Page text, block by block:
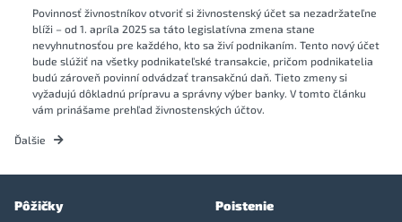
Povinnosť živnostníkov otvoriť si živnostenský účet sa nezadržateľne
blíži – od 1. apríla 2025 sa táto legislatívna zmena stane
nevyhnutnosťou pre každého, kto sa živí podnikaním. Tento nový účet
bude slúžiť na všetky podnikateľské transakcie, pričom podnikatelia
budú zároveň povinní odvádzať transakčnú daň. Tieto zmeny si
vyžadujú dôkladnú prípravu a správny výber banky. V tomto článku
vám prinášame prehľad živnostenských účtov.
Ďalšie
Pôžičky Poistenie